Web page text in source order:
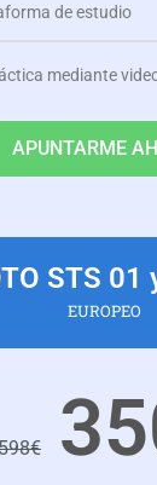
de estudio
mediante
APUNTARME
STS 01
EUROPEO
€